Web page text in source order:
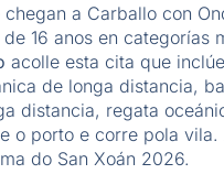
a Carballo con
16 anos en categorías
acolle esta cita que
de longa distancia,
distancia, regata
o porto e corre pola vila.
do San Xoán 2026.